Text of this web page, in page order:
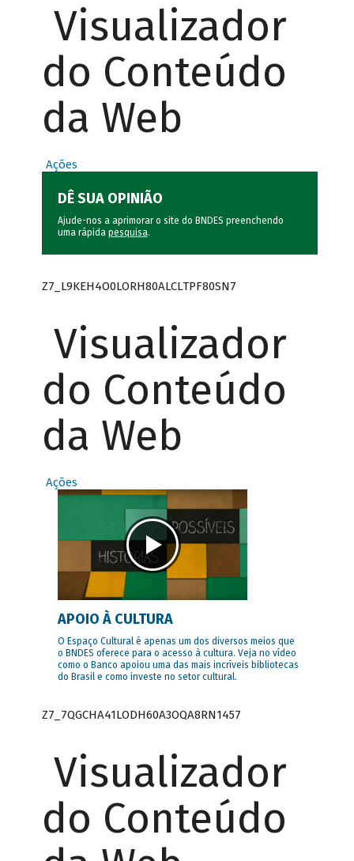
Visualizador
do Conteúdo
da Web
Ações
DÊ SUA OPINIÃO
Ajude-nos a aprimorar o site do BNDES preenchendo
uma rápida pesquisa.
Z7_L9KEH4O0LORH80ALCLTPF80SN7
Visualizador
do Conteúdo
da Web
Ações
APOIO À CULTURA
O Espaço Cultural é apenas um dos diversos meios que
o BNDES oferece para o acesso à cultura. Veja no vídeo
como o Banco apoiou uma das mais incríveis bibliotecas
do Brasil e como investe no setor cultural.
Z7_7QGCHA41LODH60A3OQA8RN1457
Visualizador
do Conteúdo